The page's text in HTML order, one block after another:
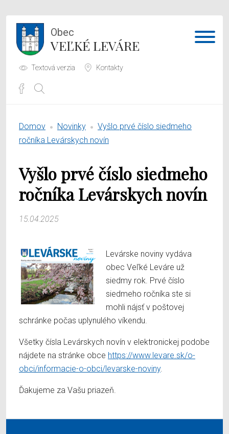
Obec
VEĽKÉ LEVÁRE
Textová verzia Kontakty
Samospráva
O obci
Domov Novinky
Vyšlo prvé číslo siedmeho
ročníka Levárskych novín
Vyšlo prvé číslo siedmeho
ročníka Levárskych novín
15.04.2025
Levárske noviny vydáva
obec Veľké Leváre už
siedmy rok. Prvé číslo
siedmeho ročníka ste si
mohli nájsť v poštovej
schránke počas uplynulého víkendu.
Všetky čísla Levárskych novín v elektronickej podobe
nájdete na stránke obce https://www.levare.sk/o-
obci/informacie-o-obci/levarske-noviny.
Ďakujeme za Vašu priazeň.